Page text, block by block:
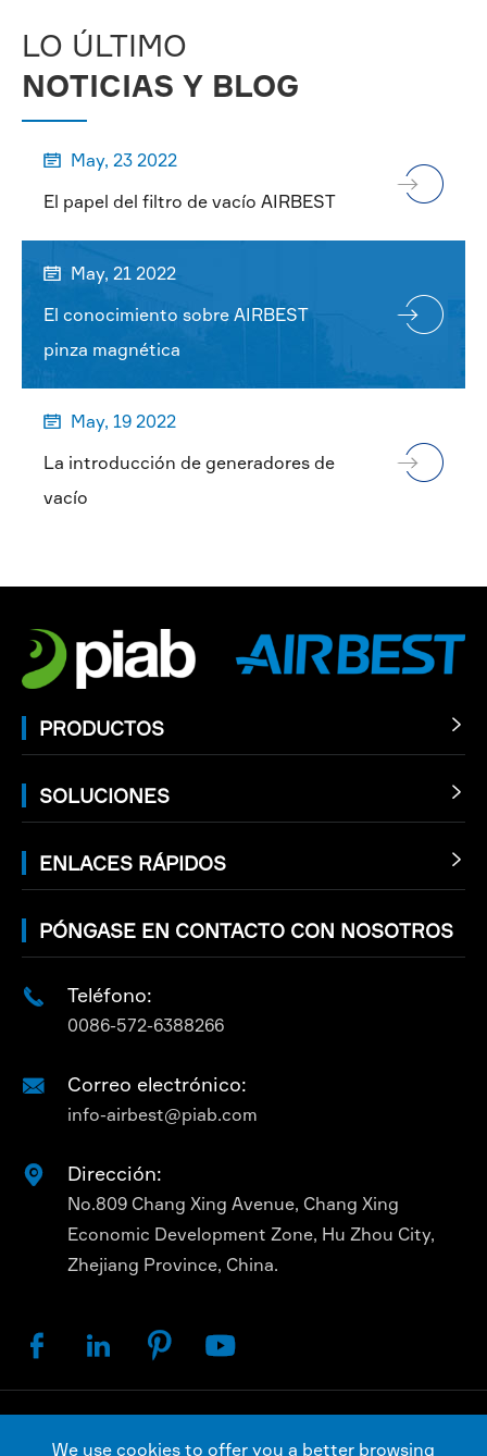
LO ÚLTIMO
NOTICIAS Y BLOG

May, 23 2022
El papel del filtro de vacío AIRBEST

May, 21 2022
El conocimiento sobre AIRBEST
pinza magnética

May, 19 2022
La introducción de generadores de
vacío
PRODUCTOS 
SOLUCIONES 
ENLACES RÁPIDOS 
PÓNGASE EN CONTACTO CON NOSOTROS
 Teléfono:
0086-572-6388266
 Correo electrónico:
info-airbest@piab.com
 Dirección:
No.809 Chang Xing Avenue, Chang Xing
Economic Development Zone, Hu Zhou City,
Zhejiang Province, China.
   
We use cookies to offer you a better browsing